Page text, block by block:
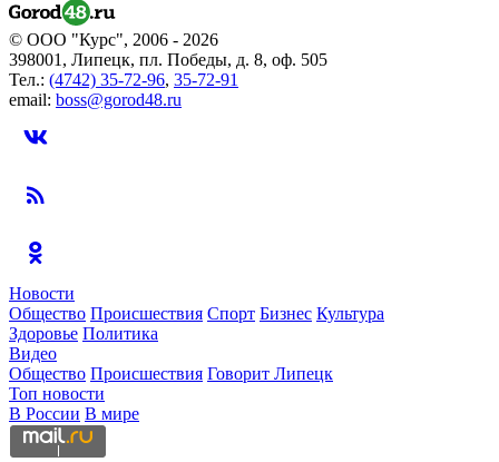
© ООО "Курс", 2006 - 2026
398001, Липецк, пл. Победы, д. 8, оф. 505
Тел.: (4742) 35-72-96, 35-72-91
email: boss@gorod48.ru
Новости
Общество Происшествия Спорт Бизнес Культура
Здоровье Политика
Видео
Общество Происшествия Говорит Липецк
Топ новости
В России В мире